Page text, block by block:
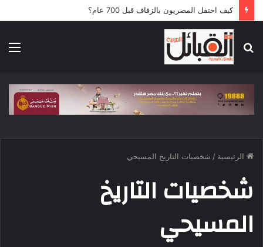
كيف احتفل المصريون بالزفاف قبل 700 عام؟
عن
الرئيسية / شخصيات التاريخ المسيحي
شخصيات التاريخ
المسيحي